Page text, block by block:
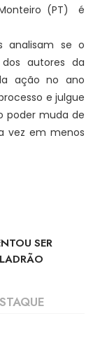
(PT) é
analisam se o
autores da
ação no ano
e julgue
poder muda de
vez em menos
SER